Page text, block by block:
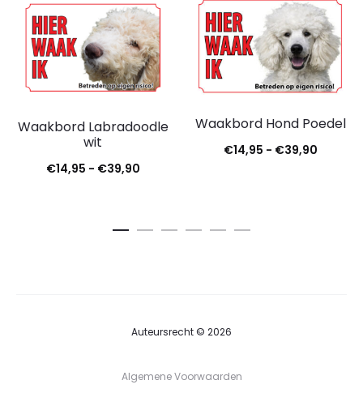
Waakbord Labradoodle
wit
€14,95 - €39,90
Waakbord Hond Poedel
€14,95 - €39,90
Auteursrecht © 2026
Algemene Voorwaarden